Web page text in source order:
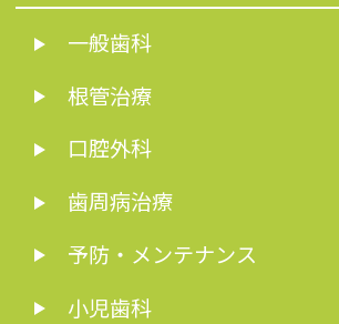
一般歯科
根管治療
口腔外科
歯周病治療
予防・メンテナンス
小児歯科